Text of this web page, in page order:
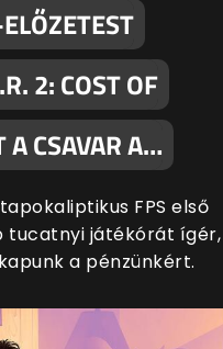
2: COST OF
A CSAVAR A…
FPS első
tucatnyi játékórát ígér,
a pénzünkért.